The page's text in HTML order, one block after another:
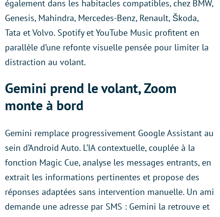
également dans les habitacles compatibles, chez BMW,
Genesis, Mahindra, Mercedes-Benz, Renault, Škoda,
Tata et Volvo. Spotify et YouTube Music profitent en
parallèle d’une refonte visuelle pensée pour limiter la
distraction au volant.
Gemini prend le volant, Zoom
monte à bord
Gemini remplace progressivement Google Assistant au
sein d’Android Auto. L’IA contextuelle, couplée à la
fonction Magic Cue, analyse les messages entrants, en
extrait les informations pertinentes et propose des
réponses adaptées sans intervention manuelle. Un ami
demande une adresse par SMS : Gemini la retrouve et